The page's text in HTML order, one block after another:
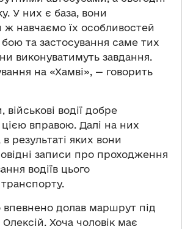
У них є база, вони
ж навчаємо їх особливостей
бою та застосування саме тих
виконуватимуть завдання.
на «Хамві», — говорить
водії добре
вправою. Далі на них
в результаті яких вони
записи про проходження
водіїв цього
впевнено долав маршрут під
Хоча чоловік має